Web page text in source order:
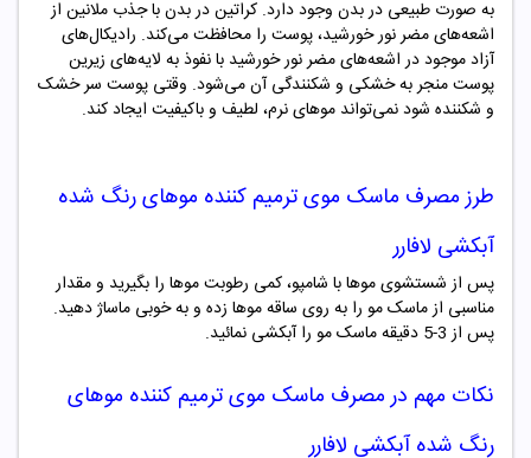
به صورت طبیعی در بدن وجود دارد. کراتین در بدن با جذب ملانین از
اشعه‌های مضر نور خورشید، پوست را محافظت می‌کند. رادیکال‌های
آزاد موجود در اشعه‌های مضر نور خورشید با نفوذ به لایه‌های زیرین
پوست منجر به خشکی و شکنندگی آن می‌شود. وقتی پوست سر خشک
و شکننده شود نمی‌تواند موهای نرم، لطیف و باکیفیت ایجاد کند.
طرز مصرف ماسک موی ترمیم کننده موهای رنگ شده
آبکشی لافارر
پس از شستشوی موها با شامپو، کمی رطوبت موها را بگیرید و مقدار
مناسبی از ماسک مو را به روی ساقه موها زده و به خوبی ماساژ دهید.
پس از 3-5 دقیقه ماسک مو را آبکشی نمائید.
نکات مهم در مصرف ماسک موی ترمیم کننده موهای
رنگ شده آبکشی لافارر